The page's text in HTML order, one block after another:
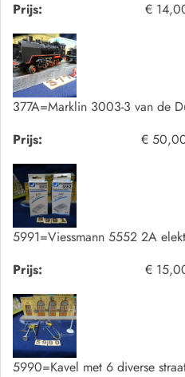
Prijs:
€
377A=Marklin 3003-3 van de
Prijs:
€
5991=Viessmann 5552 2A
Prijs:
€
5990=Kavel met 6 diverse